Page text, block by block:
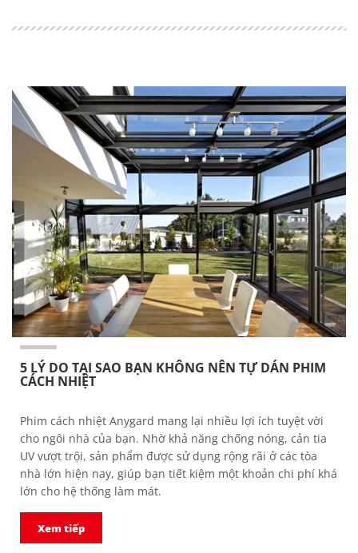
5 LÝ DO TẠI SAO BẠN KHÔNG NÊN TỰ DÁN PHIM
CÁCH NHIỆT
Phim cách nhiệt Anygard mang lại nhiều lợi ích tuyệt vời
cho ngôi nhà của bạn. Nhờ khả năng chống nóng, cản tia
UV vượt trội, sản phẩm được sử dụng rộng rãi ở các tòa
nhà lớn hiện nay, giúp bạn tiết kiệm một khoản chi phí khá
lớn cho hệ thống làm mát.
Xem tiếp